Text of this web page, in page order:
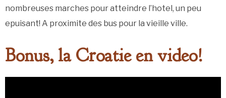
nombreuses marches pour atteindre l’hotel, un peu
epuisant! A proximite des bus pour la vieille ville.
Bonus, la Croatie en video!